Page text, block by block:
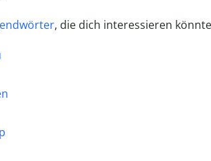
, die dich interessieren